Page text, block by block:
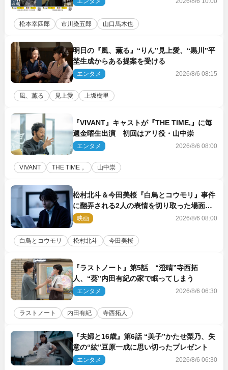
松本幸四郎 市川染五郎 山口馬木也
明日の『風、薫る』“りん”見上愛、“黒川”平
埜生成からある提案を受ける
エンタメ 2026/8/6 08:15
風、薫る 見上愛 上坂樹里
『VIVANT』キャストが『THE TIME,』に毎
週金曜生出演 初回はアリ役・山中崇
エンタメ 2026/8/6 08:00
VIVANT THE TIME， 山中崇
松村北斗＆今田美桜『白鳥とコウモリ』事件
に翻弄される2人の表情を切り取った場面写
真解禁
映画 2026/8/6 08:00
白鳥とコウモリ 松村北斗 今田美桜
『ラストノート』第5話 “澄晴”寺西拓
人、“葵”内田有紀の家で眠ってしまう
エンタメ 2026/8/6 06:30
ラストノート 内田有紀 寺西拓人
『夫婦と16歳』第6話 “美子”かたせ梨乃、失
意の“紘”豆原一成に思い切ったプレゼント
エンタメ 2026/8/6 06:30